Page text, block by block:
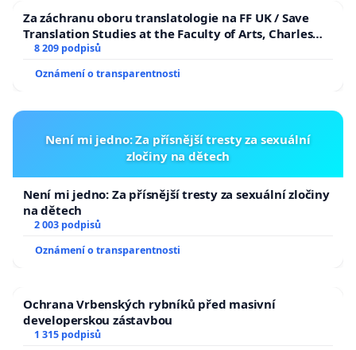
Za záchranu oboru translatologie na FF UK / Save
Translation Studies at the Faculty of Arts, Charles
University
8 209 podpisů
Oznámení o transparentnosti
Není mi jedno: Za přísnější tresty za sexuální
zločiny na dětech
Není mi jedno: Za přísnější tresty za sexuální zločiny
na dětech
2 003 podpisů
Oznámení o transparentnosti
Ochrana Vrbenských rybníků před masivní
developerskou zástavbou
1 315 podpisů